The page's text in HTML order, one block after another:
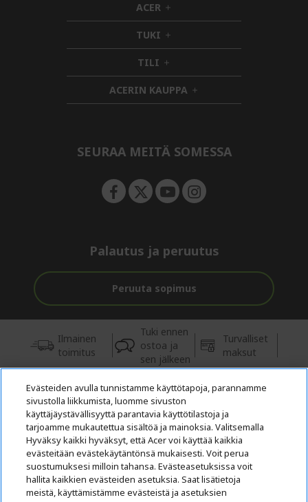
ACER h
i
d
d
e
n
TUKI h
i
d
d
e
n
TILI h
i
d
d
ACERIN KAUPPA h
i
e
SEURAA MEITÄ SOMESSA
Palautus ja peruutus
Peruuta sopimus
Ilmainen
toimitus
Tuki ennen
ostoa ja
sen jälkeen
Turvalliset
maksut
© 2026 Acer Inc.
Tästä kaupasta ostettavien tuotteiden ja palvelujen valtuutettu
jälleenmyyjä on CPYou BV.
Evästeiden avulla tunnistamme käyttötapoja, parannamme
sivustolla liikkumista, luomme sivuston
käyttäjäystävällisyyttä parantavia käyttötilastoja ja
tarjoamme mukautettua sisältöä ja mainoksia. Valitsemalla
Hyväksy kaikki hyväksyt, että Acer voi käyttää kaikkia
evästeitään evästekäytäntönsä mukaisesti. Voit perua
suostumuksesi milloin tahansa. Evästeasetuksissa voit
hallita kaikkien evästeiden asetuksia. Saat lisätietoja
meistä, käyttämistämme evästeistä ja asetuksien